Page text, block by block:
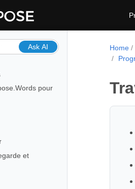
Ask AI
pour
et
Home